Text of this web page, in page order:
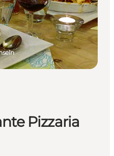
Pizzaria